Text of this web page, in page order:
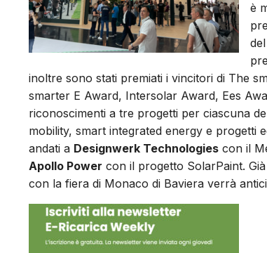
è
inoltre sono stati premiati i vincitori di The
smarter E Award, Intersolar Award, Ees
riconoscimenti a tre progetti per ciascuna
mobility, smart integrated energy e progetti
andati a Designwerk Technologies con il
Apollo Power con il progetto SolarPaint.
con la fiera di Monaco di Baviera verrà